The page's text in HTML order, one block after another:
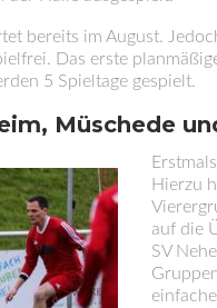
bereits im August.
Das erste
5 Spieltage gespielt.
Müschede
Hierzu
auf die
SV